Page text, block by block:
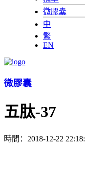
微膠囊
中
繁
EN
微膠囊
五肽-37
時間：2018-12-22